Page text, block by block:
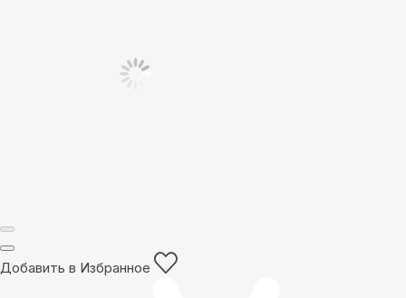
Добавить в Избранное